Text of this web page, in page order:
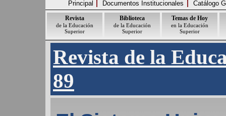
Principal Documentos Institucionales Catálogo
Revista
de la Educación
Superior
Biblioteca
de la Educación
Superior
Temas de Hoy
en la Educación
Superior
Revista de la
89